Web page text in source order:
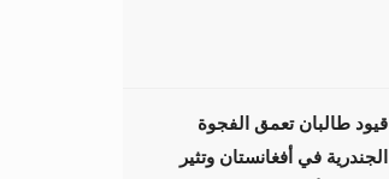
قيود طالبان تعمق الفجوة
الجندرية في أفغانستان وتثير